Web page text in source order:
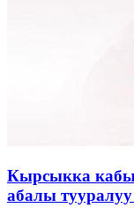
Кырсыкка
абалы